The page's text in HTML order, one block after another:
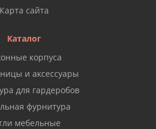
Карта сайта
Каталог
корпуса
и аксессуары
для гардеробов
фурнитура
мебельные